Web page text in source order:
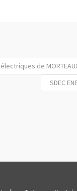
de
SDEC